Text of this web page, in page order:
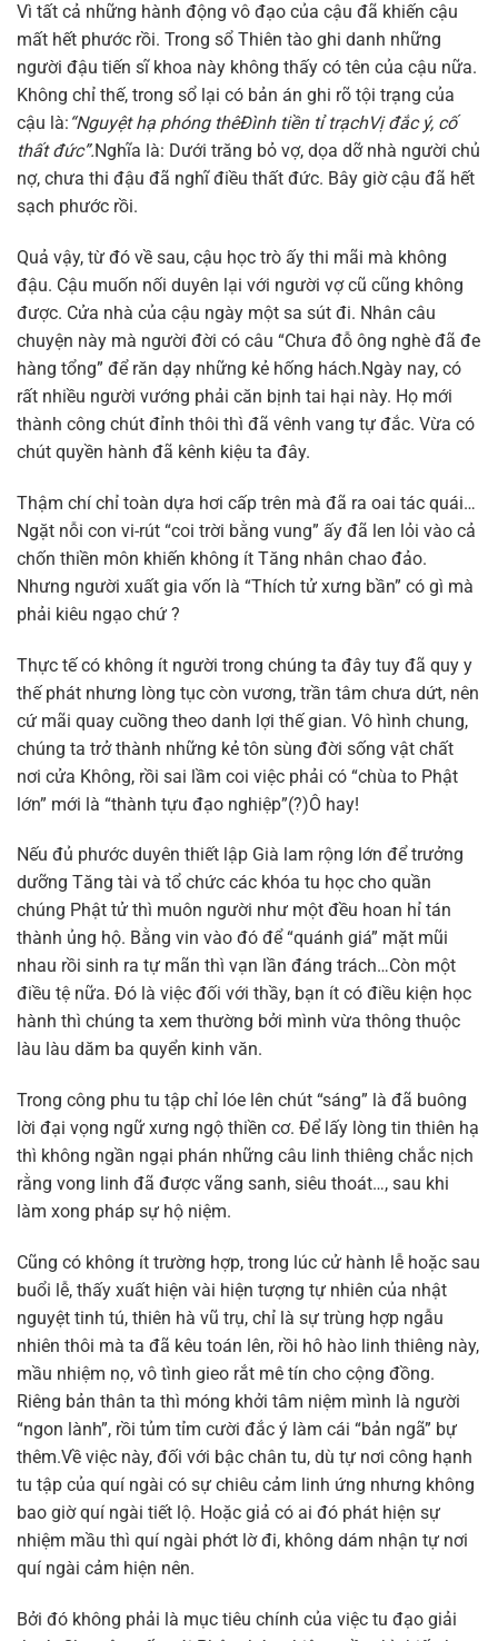
Vì tất cả những hành động vô đạo của cậu đã khiến cậu
mất hết phước rồi. Trong sổ Thiên tào ghi danh những
người đậu tiến sĩ khoa này không thấy có tên của cậu nữa.
Không chỉ thế, trong sổ lại có bản án ghi rõ tội trạng của
cậu là: “Nguyệt hạ phóng thêĐình tiền tỉ trạchVị đắc ý, cố
thất đức”.Nghĩa là: Dưới trăng bỏ vợ, dọa dỡ nhà người chủ
nợ, chưa thi đậu đã nghĩ điều thất đức. Bây giờ cậu đã hết
sạch phước rồi.
Quả vậy, từ đó về sau, cậu học trò ấy thi mãi mà không
đậu. Cậu muốn nối duyên lại với người vợ cũ cũng không
được. Cửa nhà của cậu ngày một sa sút đi. Nhân câu
chuyện này mà người đời có câu “Chưa đỗ ông nghè đã đe
hàng tổng” để răn dạy những kẻ hống hách.Ngày nay, có
rất nhiều người vướng phải căn bịnh tai hại này. Họ mới
thành công chút đỉnh thôi thì đã vênh vang tự đắc. Vừa có
chút quyền hành đã kênh kiệu ta đây.
Thậm chí chỉ toàn dựa hơi cấp trên mà đã ra oai tác quái…
Ngặt nỗi con vi-rút “coi trời bằng vung” ấy đã len lỏi vào cả
chốn thiền môn khiến không ít Tăng nhân chao đảo.
Nhưng người xuất gia vốn là “Thích tử xưng bần” có gì mà
phải kiêu ngạo chứ ?
Thực tế có không ít người trong chúng ta đây tuy đã quy y
thế phát nhưng lòng tục còn vương, trần tâm chưa dứt, nên
cứ mãi quay cuồng theo danh lợi thế gian. Vô hình chung,
chúng ta trở thành những kẻ tôn sùng đời sống vật chất
nơi cửa Không, rồi sai lầm coi việc phải có “chùa to Phật
lớn” mới là “thành tựu đạo nghiệp”(?)Ô hay!
Nếu đủ phước duyên thiết lập Già lam rộng lớn để trưởng
dưỡng Tăng tài và tổ chức các khóa tu học cho quần
chúng Phật tử thì muôn người như một đều hoan hỉ tán
thành ủng hộ. Bằng vin vào đó để “quánh giá” mặt mũi
nhau rồi sinh ra tự mãn thì vạn lần đáng trách…Còn một
điều tệ nữa. Đó là việc đối với thầy, bạn ít có điều kiện học
hành thì chúng ta xem thường bởi mình vừa thông thuộc
làu làu dăm ba quyển kinh văn.
Trong công phu tu tập chỉ lóe lên chút “sáng” là đã buông
lời đại vọng ngữ xưng ngộ thiền cơ. Để lấy lòng tin thiên hạ
thì không ngần ngại phán những câu linh thiêng chắc nịch
rằng vong linh đã được vãng sanh, siêu thoát…, sau khi
làm xong pháp sự hộ niệm.
Cũng có không ít trường hợp, trong lúc cử hành lễ hoặc sau
buổi lễ, thấy xuất hiện vài hiện tượng tự nhiên của nhật
nguyệt tinh tú, thiên hà vũ trụ, chỉ là sự trùng hợp ngẫu
nhiên thôi mà ta đã kêu toán lên, rồi hô hào linh thiêng này,
mầu nhiệm nọ, vô tình gieo rắt mê tín cho cộng đồng.
Riêng bản thân ta thì móng khởi tâm niệm mình là người
“ngon lành”, rồi tủm tỉm cười đắc ý làm cái “bản ngã” bự
thêm.Về việc này, đối với bậc chân tu, dù tự nơi công hạnh
tu tập của quí ngài có sự chiêu cảm linh ứng nhưng không
bao giờ quí ngài tiết lộ. Hoặc giả có ai đó phát hiện sự
nhiệm mầu thì quí ngài phớt lờ đi, không dám nhận tự nơi
quí ngài cảm hiện nên.
Bởi đó không phải là mục tiêu chính của việc tu đạo giải